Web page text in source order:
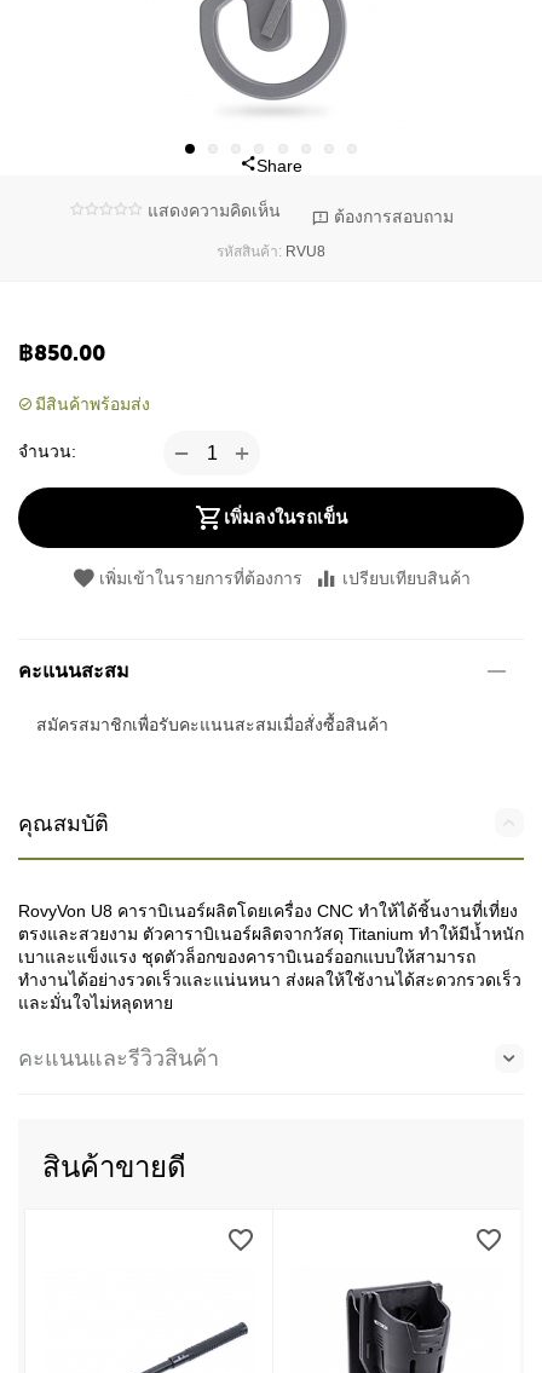
Share
แสดงความคิดเห็น ต้องการสอบถาม
รหัสสินค้า: RVU8
฿850.00
มีสินค้าพร้อมส่ง
จำนวน: +
−
เพิ่มลงในรถเข็น
เพิ่มเข้าในรายการที่ต้องการ เปรียบเทียบสินค้า
คะแนนสะสม
สมัครสมาชิกเพื่อรับคะแนนสะสมเมื่อสั่งซื้อสินค้า
คุณสมบัติ
RovyVon U8 คาราบิเนอร์ผลิตโดยเครื่อง CNC ทำให้ได้ชิ้นงานที่เที่ยง
ตรงและสวยงาม ตัวคาราบิเนอร์ผลิตจากวัสดุ Titanium ทำให้มีน้ำหนัก
เบาและแข็งแรง ชุดตัวล็อกของคาราบิเนอร์ออกแบบให้สามารถ
ทำงานได้อย่างรวดเร็วและแน่นหนา ส่งผลให้ใช้งานได้สะดวกรวดเร็ว
และมั่นใจไม่หลุดหาย
คะแนนและรีวิวสินค้า
สินค้าขายดี